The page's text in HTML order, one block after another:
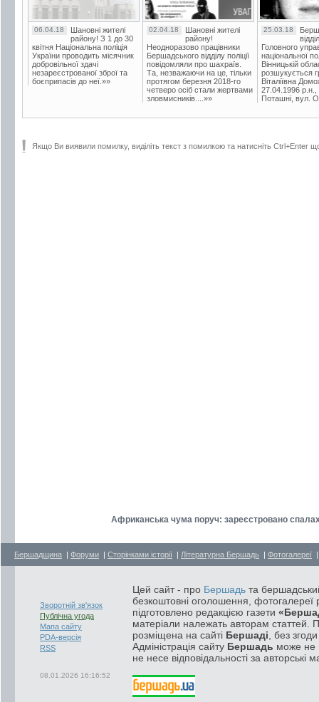
06.04.18
Шановні жителі
району! З 1 до 30
квітня Національна поліція
України проводить місячник
добровільної здачі
незареєстрованої зброї та
боєприпасів до неї.»»
02.04.18
Шановні жителі
району!
Неодноразово працівники
Бершадського відділу поліції
повідомляли про шахраїв.
Та, незважаючи на це, тільки
протягом березня 2018-го
четверо осіб стали жертвами
зловмисників....»»
25.03.18
Головного
національної
Вінницькій
розшукується
Віталіївна
27.04.1996 р.н.,
Поташні, вул.
Якщо Ви виявили помилку, виділіть текст з помилкою та натисніть Ctrl+Enter
Африканська чума поруч: зареєстровано
Бершадщина | Форуми | Сторінками історії | Літературна Бершадь | Фотогалереї
Зворотній зв'язок
Публічна угода
Мапа сайту
PDA-версія
RSS
08.01.2026 16:16:52
Цей сайт - про Бершадь та
безкоштовні оголошення, фотогалереї
підготовлено редакцією газети
матеріали належать авторам статтей.
розміщена на сайті Бершаді , без
Адміністрація сайту Бершадь може не
не несе відповідальності за авторські